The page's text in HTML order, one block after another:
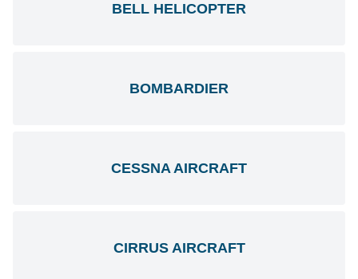
BELL HELICOPTER
BOMBARDIER
CESSNA AIRCRAFT
CIRRUS AIRCRAFT